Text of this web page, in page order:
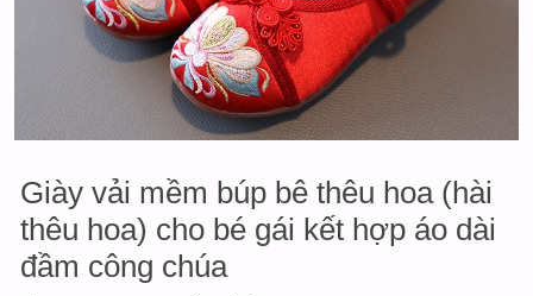
Giày vải mềm búp bê thêu hoa (hài
thêu hoa) cho bé gái kết hợp áo dài
đầm công chúa